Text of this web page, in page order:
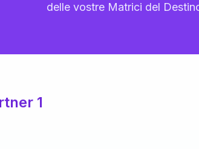
delle vostre Matrici del
1